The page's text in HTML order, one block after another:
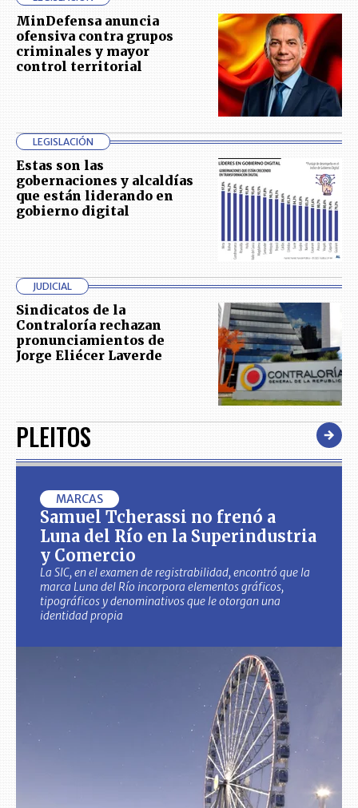
MinDefensa anuncia
ofensiva contra grupos
criminales y mayor
control territorial
LEGISLACIÓN
Estas son las
gobernaciones y alcaldías
que están liderando en
gobierno digital
JUDICIAL
Sindicatos de la
Contraloría rechazan
pronunciamientos de
Jorge Eliécer Laverde
PLEITOS
MARCAS
Samuel Tcherassi no frenó a
Luna del Río en la Superindustria
y Comercio
La SIC, en el examen de registrabilidad, encontró que la
marca Luna del Río incorpora elementos gráficos,
tipográficos y denominativos que le otorgan una
identidad propia